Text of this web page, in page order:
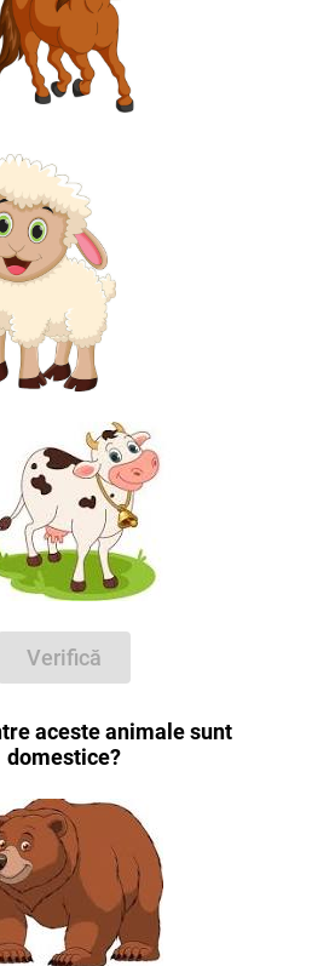
Verifică
aceste animale sunt
domestice?